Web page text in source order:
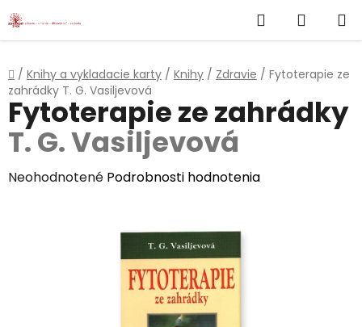
Prejsť
na
Hľadať
KOŠÍK
Domov
/ Knihy a vykladacie karty / Knihy / Zdravie / Fytoterapie ze
zahrádky T. G. Vasiljevová
Fytoterapie ze zahrádky
T. G. Vasiljevová
Priemerné
Neohodnotené Podrobnosti hodnotenia